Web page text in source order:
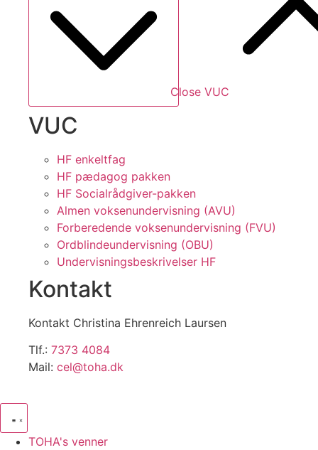
Close VUC
VUC
HF enkeltfag
HF pædagog pakken
HF Socialrådgiver-pakken
Almen voksenundervisning (AVU)
Forberedende voksenundervisning (FVU)
Ordblindeundervisning (OBU)
Undervisningsbeskrivelser HF
Kontakt
Kontakt Christina Ehrenreich Laursen
Tlf.: 7373 4084
Mail: cel@toha.dk
TOHA's venner